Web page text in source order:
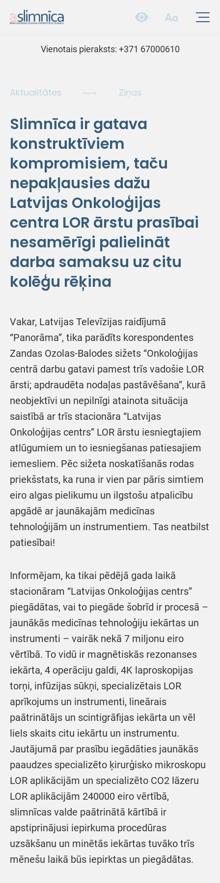
Vienotais pieraksts: +371 67000610
Aktualitātes Ziņas
Slimnīca ir gatava
konstruktīviem
kompromisiem, taču
nepakļausies dažu
Latvijas Onkoloģijas
centra LOR ārstu prasībai
nesamērīgi palielināt
darba samaksu uz citu
kolēģu rēķina
Vakar, Latvijas Televīzijas raidījumā
“Panorāma”, tika parādīts korespondentes
Zandas Ozolas-Balodes sižets “Onkoloģijas
centrā darbu gatavi pamest trīs vadošie LOR
ārsti; apdraudēta nodaļas pastāvēšana”, kurā
neobjektīvi un nepilnīgi atainota situācija
saistībā ar trīs stacionāra “Latvijas
Onkoloģijas centrs” LOR ārstu iesniegtajiem
atlūgumiem un to iesniegšanas patiesajiem
iemesliem. Pēc sižeta noskatīšanās rodas
priekšstats, ka runa ir vien par pāris simtiem
eiro algas pielikumu un ilgstošu atpalicību
apgādē ar jaunākajām medicīnas
tehnoloģijām un instrumentiem. Tas neatbilst
patiesībai!
Informējam, ka tikai pēdējā gada laikā
stacionāram “Latvijas Onkoloģijas centrs”
piegādātas, vai to piegāde šobrīd ir procesā –
jaunākās medicīnas tehnoloģiju iekārtas un
instrumenti – vairāk nekā 7 miljonu eiro
vērtībā. To vidū ir magnētiskās rezonanses
iekārta, 4 operāciju galdi, 4K laproskopijas
torņi, infūzijas sūkņi, specializētais LOR
aprīkojums un instrumenti, lineārais
paātrinātājs un scintigrāfijas iekārta un vēl
liels skaits citu iekārtu un instrumentu.
Jautājumā par prasību iegādāties jaunākās
paaudzes specializēto ķirurģisko mikroskopu
LOR aplikācijām un specializēto CO2 lāzeru
LOR aplikācijām 240000 eiro vērtībā,
slimnīcas valde paātrinātā kārtībā ir
apstiprinājusi iepirkuma procedūras
uzsākšanu un minētās iekārtas tuvāko trīs
mēnešu laikā būs iepirktas un piegādātas.